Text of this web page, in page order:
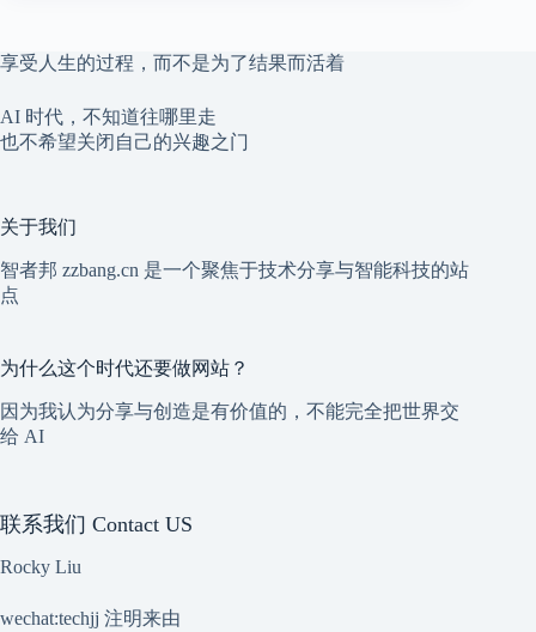
享受人生的过程，而不是为了结果而活着
AI 时代，不知道往哪里走
也不希望关闭自己的兴趣之门
关于我们
智者邦 zzbang.cn 是一个聚焦于技术分享与智能科技的站
点
为什么这个时代还要做网站？
因为我认为分享与创造是有价值的，不能完全把世界交
给 AI
联系我们 Contact US
Rocky Liu
wechat:techjj 注明来由